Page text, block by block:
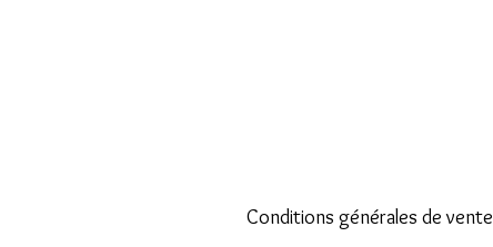
Conditions générales de vente